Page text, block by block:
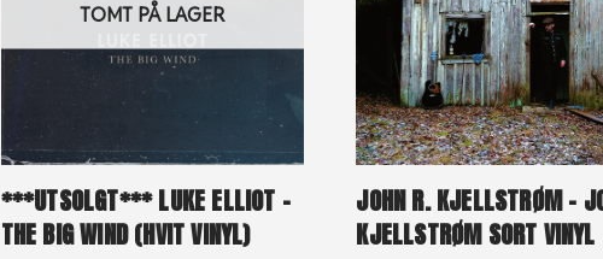
TOMT PÅ LAGER
***UTSOLGT*** LUKE ELLIOT –
THE BIG WIND (HVIT VINYL)
JOHN R. KJELLSTRØM –
KJELLSTRØM SORT VINYL